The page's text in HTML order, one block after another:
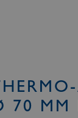
70 MM